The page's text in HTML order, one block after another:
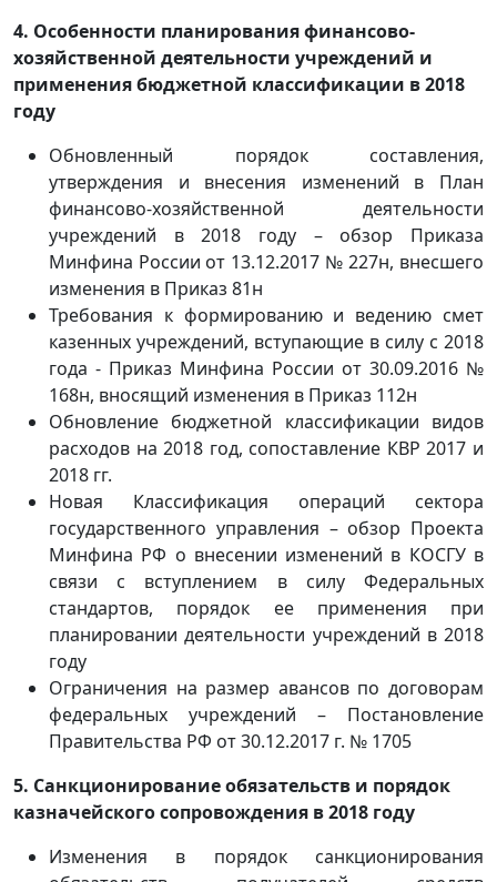
4. Особенности планирования финансово-
хозяйственной деятельности учреждений и
применения бюджетной классификации в 2018
году
Обновленный порядок составления,
утверждения и внесения изменений в План
финансово-хозяйственной деятельности
учреждений в 2018 году – обзор Приказа
Минфина России от 13.12.2017 № 227н, внесшего
изменения в Приказ 81н
Требования к формированию и ведению смет
казенных учреждений, вступающие в силу с 2018
года - Приказ Минфина России от 30.09.2016 №
168н, вносящий изменения в Приказ 112н
Обновление бюджетной классификации видов
расходов на 2018 год, сопоставление КВР 2017 и
2018 гг.
Новая Классификация операций сектора
государственного управления – обзор Проекта
Минфина РФ о внесении изменений в КОСГУ в
связи с вступлением в силу Федеральных
стандартов, порядок ее применения при
планировании деятельности учреждений в 2018
году
Ограничения на размер авансов по договорам
федеральных учреждений – Постановление
Правительства РФ от 30.12.2017 г. № 1705
5. Санкционирование обязательств и порядок
казначейского сопровождения в 2018 году
Изменения в порядок санкционирования